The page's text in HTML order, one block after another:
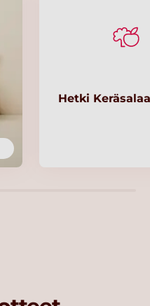
Hetki